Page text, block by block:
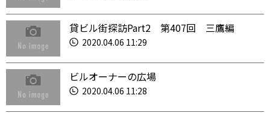
貸ビル街探訪Part2 第407回 三鷹編
2020.04.06 11:29
ビルオーナーの広場
2020.04.06 11:28